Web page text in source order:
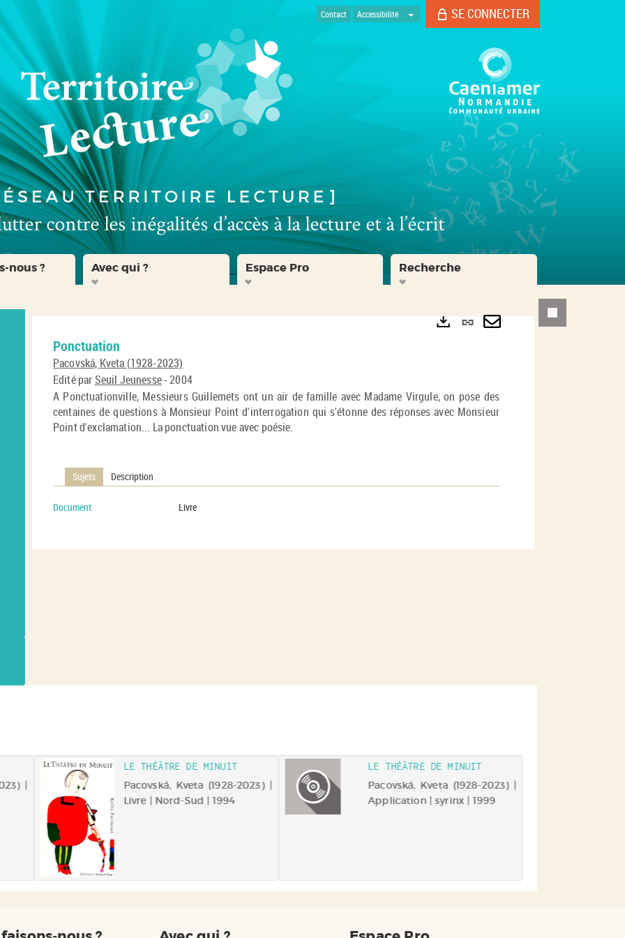
Contact Accessibilité SE CONNECTER
nous ? Avec qui ? Espace Pro Recherche
Ponctuation
Pacovská, Kveta (1928-2023)
Edité parSeuil Jeunesse- 2004
A Ponctuationville, Messieurs Guillemets ont un air de famille avec Madame Virgule, on pose des
centaines de questions à Monsieur Point d'interrogation qui s'étonne des réponses avec Monsieur
Point d'exclamation... La ponctuation vue avec poésie.
Sujets Description
Document Livre
Lien
fenêtre)
mail
LE THÉÂTRE DE MINUIT
Pacovská, Kveta (1928-2023) |
Livre | Nord-Sud | 1994
LE THÉÂTRE DE MINUIT
Pacovská, Kveta (1928-2023) |
Application | syrinx | 1999
|